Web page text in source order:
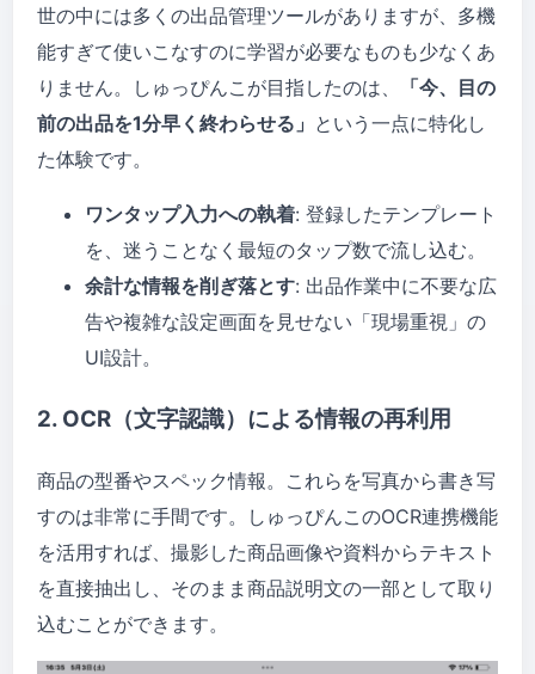
世の中には多くの出品管理ツールがありますが、多機
能すぎて使いこなすのに学習が必要なものも少なくあ
りません。しゅっぴんこが目指したのは、
「今、目の
前の出品を1分早く終わらせる」 という一点に特化し
た体験です。
ワンタップ入力への執着: 登録したテンプレート
を、迷うことなく最短のタップ数で流し込む。
余計な情報を削ぎ落とす: 出品作業中に不要な広
告や複雑な設定画面を見せない「現場重視」の
UI設計。
2. OCR（文字認識）による情報の再利用
商品の型番やスペック情報。これらを写真から書き写
すのは非常に手間です。しゅっぴんこのOCR連携機能
を活用すれば、撮影した商品画像や資料からテキスト
を直接抽出し、そのまま商品説明文の一部として取り
込むことができます。